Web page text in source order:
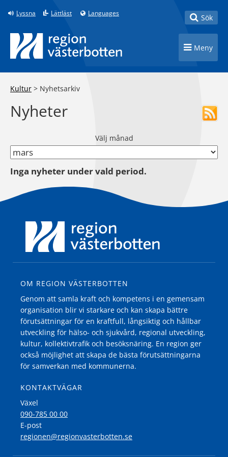
Till innehåll på sidan
Lyssna Lättläst Languages Toggle
Sök
Toggle
Meny
Kultur > Nyhetsarkiv
Nyheter
Välj månad
Inga nyheter under vald period.
OM REGION VÄSTERBOTTEN
Genom att samla kraft och kompetens i en gemensam
organisation blir vi starkare och kan skapa bättre
förutsättningar för en kraftfull, långsiktig och hållbar
utveckling för hälso- och sjukvård, regional utveckling,
kultur, kollektivtrafik och besöksnäring. En region ger
också möjlighet att skapa de bästa förutsättningarna
för samverkan med kommunerna.
KONTAKTVÄGAR
Växel
090-785 00 00
E-post
regionen@regionvasterbotten.se